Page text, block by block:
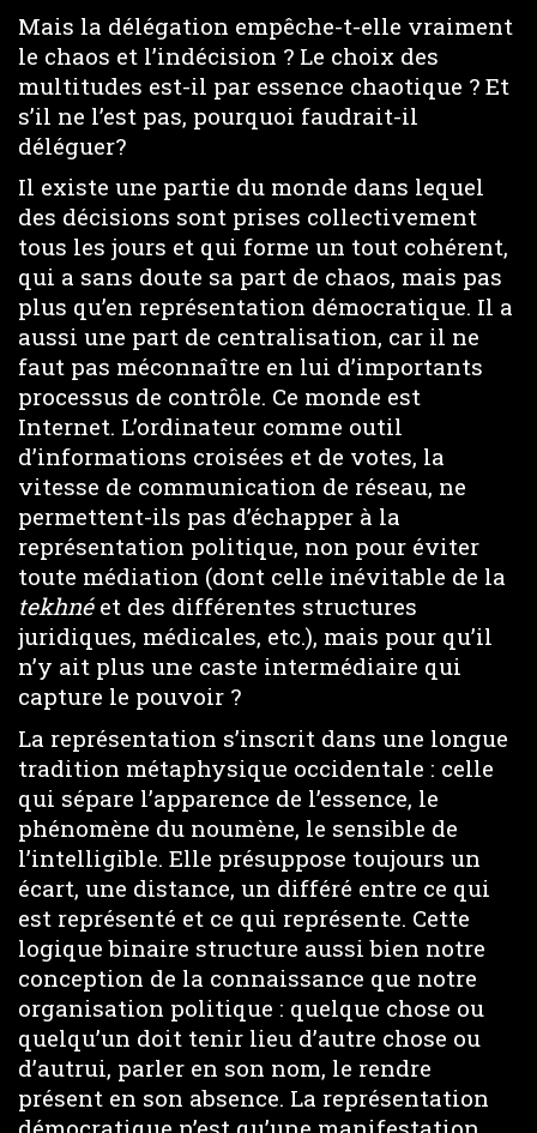
Mais la délégation empêche-t-elle vraiment
le chaos et l’indécision ? Le choix des
multitudes est-il par essence chaotique ? Et
s’il ne l’est pas, pourquoi faudrait-il
déléguer?
Il existe une partie du monde dans lequel
des décisions sont prises collectivement
tous les jours et qui forme un tout cohérent,
qui a sans doute sa part de chaos, mais pas
plus qu’en représentation démocratique. Il a
aussi une part de centralisation, car il ne
faut pas méconnaître en lui d’importants
processus de contrôle. Ce monde est
Internet. L’ordinateur comme outil
d’informations croisées et de votes, la
vitesse de communication de réseau, ne
permettent-ils pas d’échapper à la
représentation politique, non pour éviter
toute médiation (dont celle inévitable de la
tekhnéet des différentes structures
juridiques, médicales, etc.), mais pour qu’il
n’y ait plus une caste intermédiaire qui
capture le pouvoir ?
La représentation s’inscrit dans une longue
tradition métaphysique occidentale : celle
qui sépare l’apparence de l’essence, le
phénomène du noumène, le sensible de
l’intelligible. Elle présuppose toujours un
écart, une distance, un différé entre ce qui
est représenté et ce qui représente. Cette
logique binaire structure aussi bien notre
conception de la connaissance que notre
organisation politique : quelque chose ou
quelqu’un doit tenir lieu d’autre chose ou
d’autrui, parler en son nom, le rendre
présent en son absence. La représentation
démocratique n’est qu’une manifestation